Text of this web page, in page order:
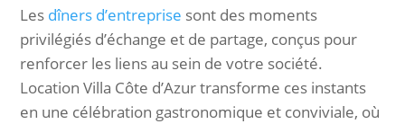
Les dîners d’entreprise sont des moments
privilégiés d’échange et de partage, conçus pour
renforcer les liens au sein de votre société.
Location Villa Côte d’Azur transforme ces instants
en une célébration gastronomique et conviviale, où